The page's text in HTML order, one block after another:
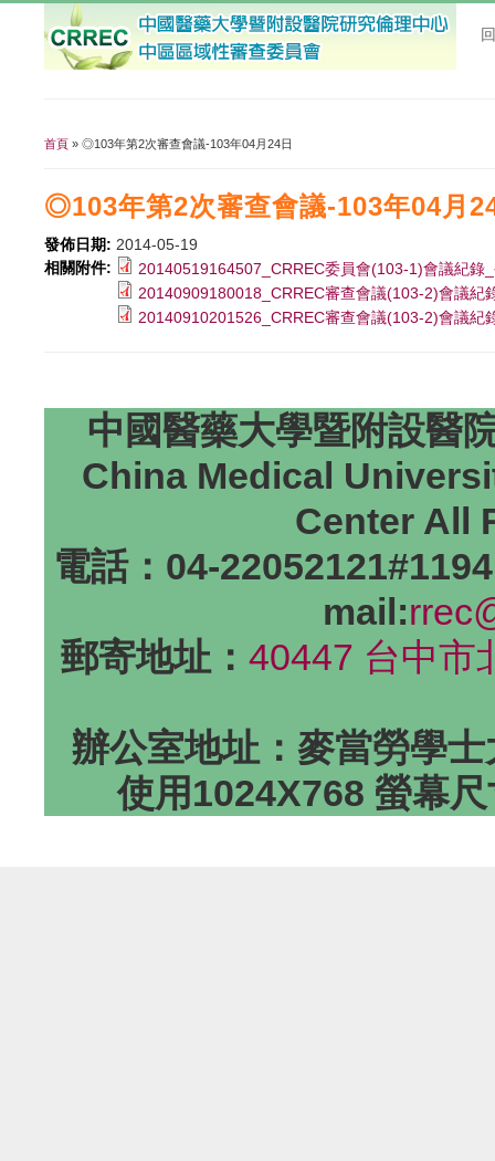
首頁 » ◎103年第2次審查會議-103年04月24日
◎103年第2次審查會議-103年04月
發佈日期: 2014-05-19
相關附件:
20140519164507_CRREC委員會(103-1)會議紀錄
20140909180018_CRREC審查會議(103-2)會議紀
20140910201526_CRREC審查會議(103-2)會議紀
中國醫藥大學暨附設醫
China Medical
Center All
電話：04-
mail:
郵寄地址：40447 台中市
辦公室地址：麥當勞學
使用1024X768 螢幕